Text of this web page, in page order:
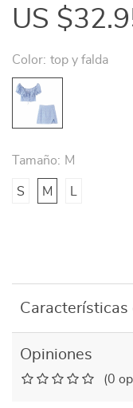
US
Color: top y falda
Tamaño: M
S M
Características
Opiniones
(0